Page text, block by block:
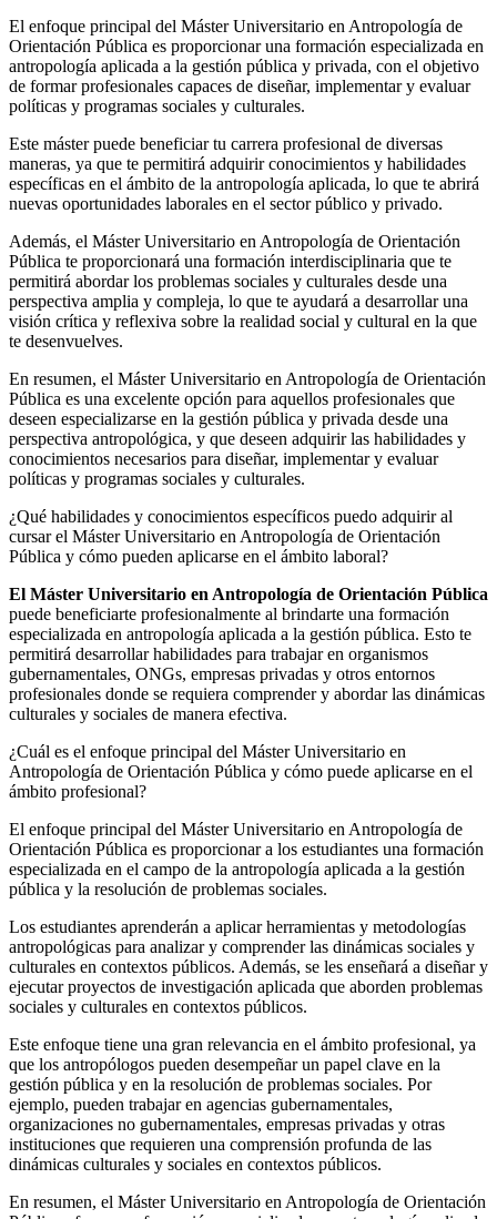
El enfoque principal del Máster Universitario en Antropología de
Orientación Pública es proporcionar una formación especializada en
antropología aplicada a la gestión pública y privada, con el objetivo
de formar profesionales capaces de diseñar, implementar y evaluar
políticas y programas sociales y culturales.
Este máster puede beneficiar tu carrera profesional de diversas
maneras, ya que te permitirá adquirir conocimientos y habilidades
específicas en el ámbito de la antropología aplicada, lo que te abrirá
nuevas oportunidades laborales en el sector público y privado.
Además, el Máster Universitario en Antropología de Orientación
Pública te proporcionará una formación interdisciplinaria que te
permitirá abordar los problemas sociales y culturales desde una
perspectiva amplia y compleja, lo que te ayudará a desarrollar una
visión crítica y reflexiva sobre la realidad social y cultural en la que
te desenvuelves.
En resumen, el Máster Universitario en Antropología de Orientación
Pública es una excelente opción para aquellos profesionales que
deseen especializarse en la gestión pública y privada desde una
perspectiva antropológica, y que deseen adquirir las habilidades y
conocimientos necesarios para diseñar, implementar y evaluar
políticas y programas sociales y culturales.
¿Qué habilidades y conocimientos específicos puedo adquirir al
cursar el Máster Universitario en Antropología de Orientación
Pública y cómo pueden aplicarse en el ámbito laboral?
El Máster Universitario en Antropología de Orientación Pública
puede beneficiarte profesionalmente al brindarte una formación
especializada en antropología aplicada a la gestión pública. Esto te
permitirá desarrollar habilidades para trabajar en organismos
gubernamentales, ONGs, empresas privadas y otros entornos
profesionales donde se requiera comprender y abordar las dinámicas
culturales y sociales de manera efectiva.
¿Cuál es el enfoque principal del Máster Universitario en
Antropología de Orientación Pública y cómo puede aplicarse en el
ámbito profesional?
El enfoque principal del Máster Universitario en Antropología de
Orientación Pública es proporcionar a los estudiantes una formación
especializada en el campo de la antropología aplicada a la gestión
pública y la resolución de problemas sociales.
Los estudiantes aprenderán a aplicar herramientas y metodologías
antropológicas para analizar y comprender las dinámicas sociales y
culturales en contextos públicos. Además, se les enseñará a diseñar y
ejecutar proyectos de investigación aplicada que aborden problemas
sociales y culturales en contextos públicos.
Este enfoque tiene una gran relevancia en el ámbito profesional, ya
que los antropólogos pueden desempeñar un papel clave en la
gestión pública y en la resolución de problemas sociales. Por
ejemplo, pueden trabajar en agencias gubernamentales,
organizaciones no gubernamentales, empresas privadas y otras
instituciones que requieren una comprensión profunda de las
dinámicas culturales y sociales en contextos públicos.
En resumen, el Máster Universitario en Antropología de Orientación